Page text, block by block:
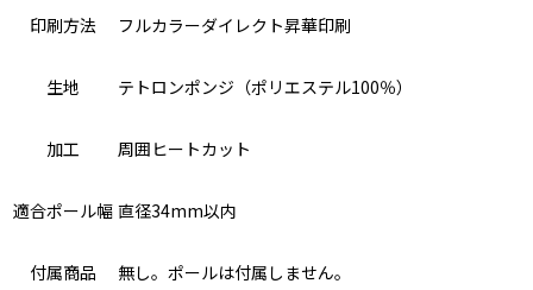
印刷方法 フルカラーダイレクト昇華印刷
生地 テトロンポンジ（ポリエステル100％）
加工 周囲ヒートカット
適合ポール幅 直径34mm以内
付属商品 無し。ポールは付属しません。